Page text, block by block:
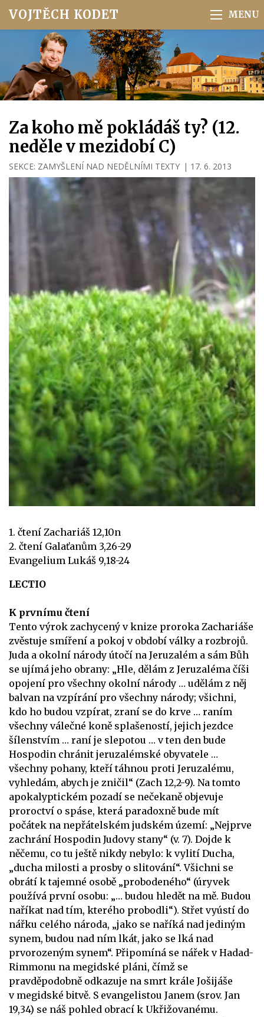
VOJTĚCH KODET
Za koho mě pokládáš ty? (12.
neděle v mezidobí C)
SEKCE: ZAMYŠLENÍ NAD NEDĚLNÍMI TEXTY | 17. 6. 2013
1. čtení Zachariáš 12,10n
2. čtení Galaťanům 3,26-29
Evangelium Lukáš 9,18-24
LECTIO
K prvnímu čtení
Tento výrok zachycený v knize proroka Zachariáše
zvěstuje smíření a pokoj v období války a rozbrojů.
Juda a okolní národy útočí na Jeruzalém a sám Bůh
se ujímá jeho obrany: „Hle, dělám z Jeruzaléma číši
opojení pro všechny okolní národy … udělám z něj
balvan na vzpírání pro všechny národy; všichni,
kdo ho budou vzpírat, zraní se do krve … raním
všechny válečné koně splašeností, jejich jezdce
šílenstvím … raní je slepotou … v ten den bude
Hospodin chránit jeruzalémské obyvatele …
všechny pohany, kteří táhnou proti Jeruzalému,
vyhledám, abych je zničil“ (Zach 12,2-9). Na tomto
apokalyptickém pozadí se nečekaně objevuje
proroctví o spáse, která paradoxně bude mít
počátek na nepřátelském judském území: „Nejprve
zachrání Hospodin Judovy stany“ (v. 7). Dojde k
něčemu, co tu ještě nikdy nebylo: k vylití Ducha,
„ducha milosti a prosby o slitování“. Všichni se
obrátí k tajemné osobě „probodeného“ (úryvek
používá první osobu: „… budou hledět na mě. Budou
naříkat nad tím, kterého probodli“). Střet vyústí do
nářku celého národa, „jako se naříká nad jediným
synem, budou nad ním lkát, jako se lká nad
prvorozeným synem“. Připomíná se nářek v Hadad-
Rimmonu na megidské pláni, čímž se
pravděpodobně odkazuje na smrt krále Jošijáše
v megidské bitvě. S evangelistou Janem (srov. Jan
19,34) se náš pohled obrací k Ukřižovanému.